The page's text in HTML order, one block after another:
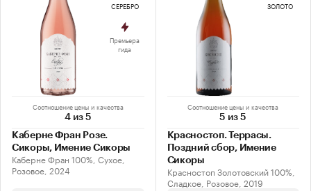
Соотношение цены и качества
4 из 5
Каберне Фран Розе.
Сикоры, Имение Сикоры
Каберне Фран 100%, Сухое,
Розовое, 2024
СЕРЕБРО
Премьера
гида
Соотношение цены и качества
5 из 5
Красностоп. Террасы.
Поздний сбор, Имение
Сикоры
Красностоп Золотовский 100%,
Сладкое, Розовое, 2019
ЗОЛОТО